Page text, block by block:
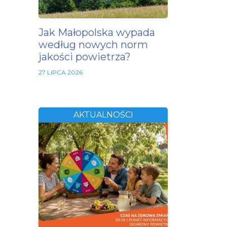
Jak Małopolska wypada
według nowych norm
jakości powietrza?
27 LIPCA 2026
AKTUALNOŚCI